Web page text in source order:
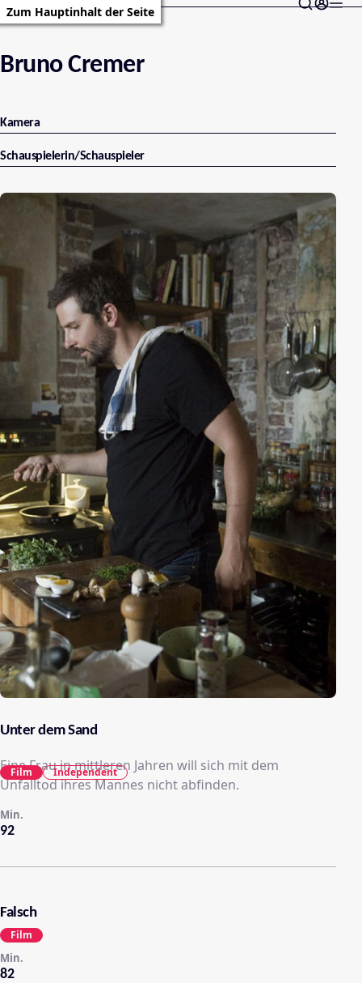
Zum Hauptinhalt der Seite
Bruno Cremer
Kamera
Schauspielerin/Schauspieler
Unter dem Sand
Eine Frau in mittleren Jahren will sich mit dem
Unfalltod ihres Mannes nicht abfinden.
92
Min.
Film Independent
Falsch
82
Min.
Film